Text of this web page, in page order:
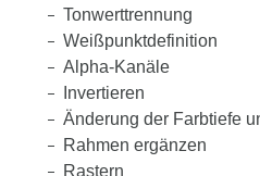
Tonwerttrennung
Weißpunktdefinition
Alpha-Kanäle
Invertieren
Änderung der Farbtiefe
Rahmen ergänzen
Rastern